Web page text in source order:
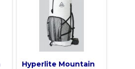
Hyperlite Mountain